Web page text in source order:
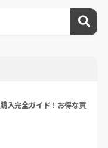
入完全ガイド！お得な買